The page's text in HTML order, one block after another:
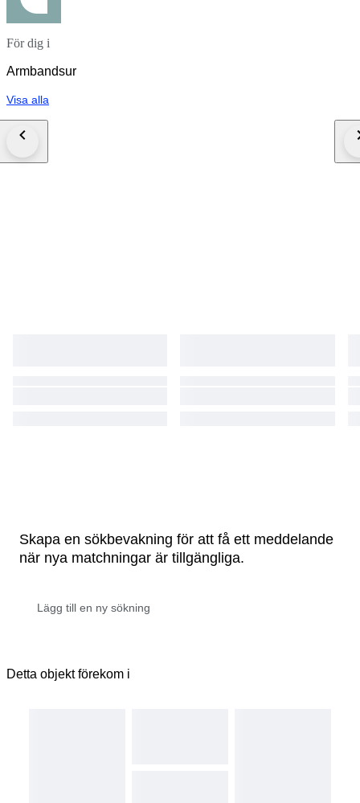
För dig i
Armbandsur
Visa alla
Skapa en sökbevakning för att få ett meddelande
när nya matchningar är tillgängliga.
Detta objekt förekom i